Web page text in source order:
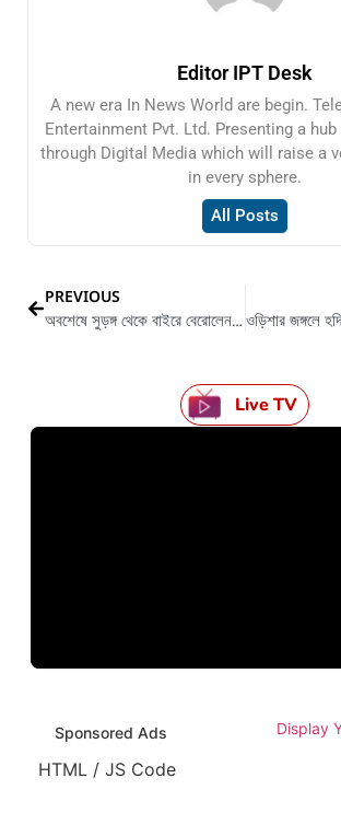
Editor IPT Desk
A new era In News World are begin.
Entertainment Pvt. Ltd. Presenting a
through Digital Media which will raise a
in every sphere.
All Posts
PREVIOUS
অবশেষে সুড়ঙ্গ থেকে বাইরে বেরোলেন আটক শ্রমিকেরা
Live TV
Sponsored Ads Display
HTML / JS Code